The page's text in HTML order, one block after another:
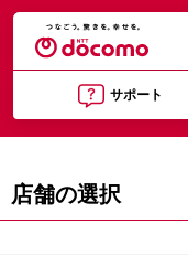
サポート
店舗の選択